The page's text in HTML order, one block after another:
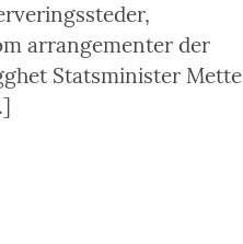
arrangementer der
Statsminister Mette